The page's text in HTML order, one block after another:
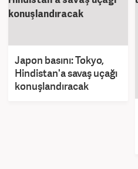
Japon basını: Tokyo,
Hindistan'a savaş uçağı
konuşlandıracak